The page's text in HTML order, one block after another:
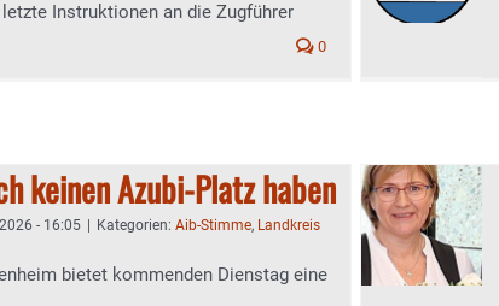
Instruktionen an die Zugführer
0
keinen Azubi-Platz haben
- 16:05 Kategorien: Aib-Stimme, Landkreis
bietet kommenden Dienstag eine